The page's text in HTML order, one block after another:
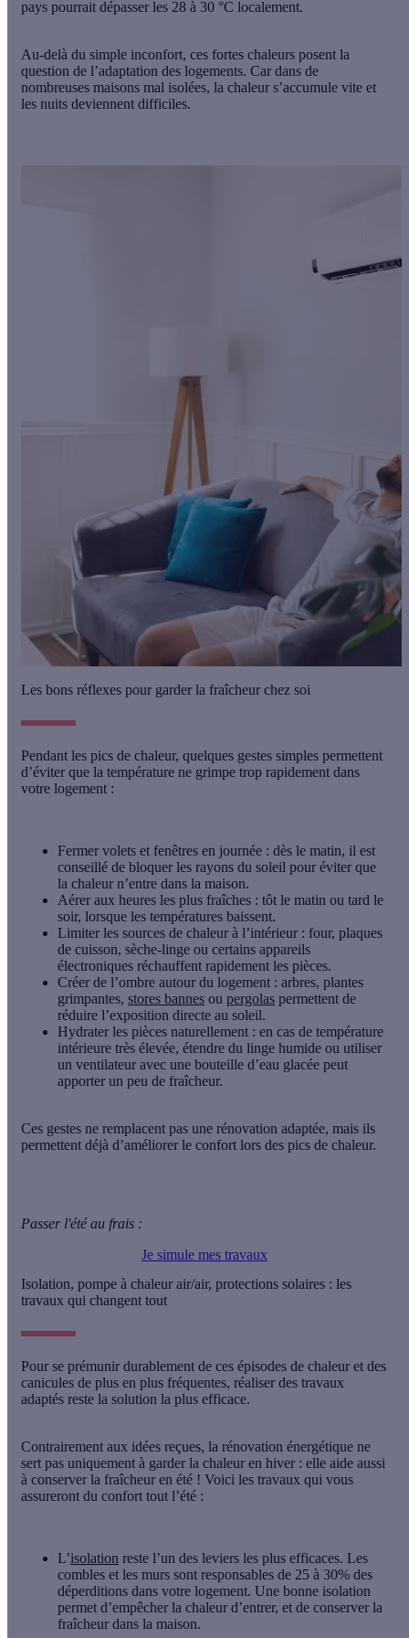
pays pourrait dépasser les 28 à 30 °C localement.
Au-delà du simple inconfort, ces fortes chaleurs posent la
question de l’adaptation des logements. Car dans de
nombreuses maisons mal isolées, la chaleur s’accumule vite et
les nuits deviennent difficiles.
Les bons réflexes pour garder la fraîcheur chez soi
Pendant les pics de chaleur, quelques gestes simples permettent
d’éviter que la température ne grimpe trop rapidement dans
votre logement :
Fermer volets et fenêtres en journée : dès le matin, il est
conseillé de bloquer les rayons du soleil pour éviter que
la chaleur n’entre dans la maison.
Aérer aux heures les plus fraîches : tôt le matin ou tard le
soir, lorsque les températures baissent.
Limiter les sources de chaleur à l’intérieur : four, plaques
de cuisson, sèche-linge ou certains appareils
électroniques réchauffent rapidement les pièces.
Créer de l’ombre autour du logement : arbres, plantes
grimpantes, stores bannes ou pergolas permettent de
réduire l’exposition directe au soleil.
Hydrater les pièces naturellement : en cas de température
intérieure très élevée, étendre du linge humide ou utiliser
un ventilateur avec une bouteille d’eau glacée peut
apporter un peu de fraîcheur.
Ces gestes ne remplacent pas une rénovation adaptée, mais ils
permettent déjà d’améliorer le confort lors des pics de chaleur.
Passer l'été au frais :
Je simule mes travaux
Isolation, pompe à chaleur air/air, protections solaires : les
travaux qui changent tout
Pour se prémunir durablement de ces épisodes de chaleur et des
canicules de plus en plus fréquentes, réaliser des travaux
adaptés reste la solution la plus efficace.
Contrairement aux idées reçues, la rénovation énergétique ne
sert pas uniquement à garder la chaleur en hiver : elle aide aussi
à conserver la fraîcheur en été ! Voici les travaux qui vous
assureront du confort tout l’été :
L’isolation reste l’un des leviers les plus efficaces. Les
combles et les murs sont responsables de 25 à 30% des
déperditions dans votre logement. Une bonne isolation
permet d’empêcher la chaleur d’entrer, et de conserver la
fraîcheur dans la maison.